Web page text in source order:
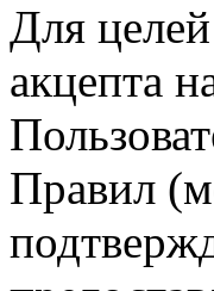
Для
акцепта
Правил